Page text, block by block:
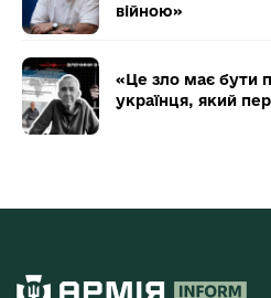
війною»
«Це зло має бути
українця, який